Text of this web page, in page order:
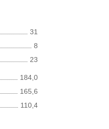
31
8
23
184,0
165,6
110,4